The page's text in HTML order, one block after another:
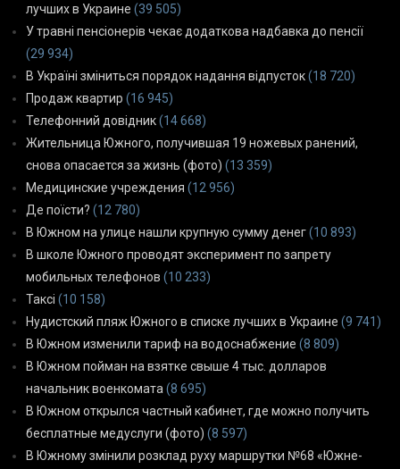
лучших в Украине (39 505)
У травні пенсіонерів чекає додаткова надбавка до пенсії
(29 934)
В Україні зміниться порядок надання відпусток(18 720)
Продаж квартир (16 945)
Телефонний довідник(14 668)
Жительница Южного, получившая 19 ножевых ранений,
снова опасается за жизнь (фото) (13 359)
Медицинские учреждения (12 956)
Де поїсти? (12 780)
В Южном на улице нашли крупную сумму денег(10 893)
В школе Южного проводят эксперимент по запрету
мобильных телефонов (10 233)
Таксі (10 158)
Нудистский пляж Южного в списке лучших в Украине (9 741)
В Южном изменили тариф на водоснабжение (8 809)
В Южном пойман на взятке свыше 4 тыс. долларов
начальник военкомата (8 695)
В Южном открылся частный кабинет, где можно получить
бесплатные медуслуги (фото) (8 597)
В Южному змінили розклад руху маршрутки №68 «Южне-